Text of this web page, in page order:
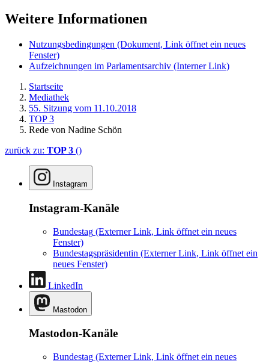
Weitere Informationen
Nutzungsbedingungen (Dokument, Link öffnet ein neues
Fenster)
Aufzeichnungen im Parlamentsarchiv (Interner Link)
Startseite
Mediathek
55. Sitzung vom 11.10.2018
TOP 3
Rede von Nadine Schön
zurück zu: TOP 3 ()
Instagram
Instagram-Kanäle
Bundestag (Externer Link, Link öffnet ein neues
Fenster)
Bundestagspräsidentin (Externer Link, Link öffnet ein
neues Fenster)
LinkedIn
Mastodon
Mastodon-Kanäle
Bundestag (Externer Link, Link öffnet ein neues